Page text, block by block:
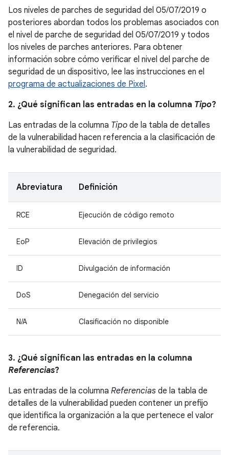
Los niveles de parches de seguridad del 05/07/2019 o
posteriores abordan todos los problemas asociados con
el nivel de parche de seguridad del 05/07/2019 y todos
los niveles de parches anteriores. Para obtener
información sobre cómo verificar el nivel del parche de
seguridad de un dispositivo, lee las instrucciones en el
programa de actualizaciones de Pixel.
2. ¿Qué significan las entradas en la columna Tipo?
Las entradas de la columna Tipo de la tabla de detalles
de la vulnerabilidad hacen referencia a la clasificación de
la vulnerabilidad de seguridad.
Abreviatura Definición
RCE Ejecución de código remoto
EoP Elevación de privilegios
ID Divulgación de información
DoS Denegación del servicio
N/A Clasificación no disponible
3. ¿Qué significan las entradas en la columna
Referencias?
Las entradas de la columna Referencias de la tabla de
detalles de la vulnerabilidad pueden contener un prefijo
que identifica la organización a la que pertenece el valor
de referencia.